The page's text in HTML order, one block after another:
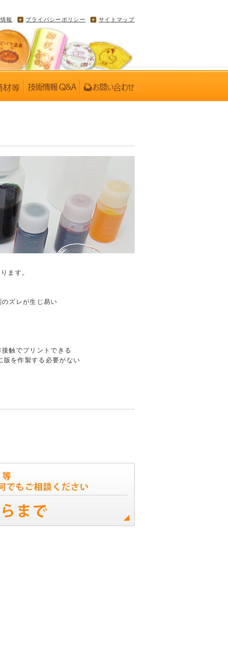
報 プライバシーポリシー サイトマップ
ます。
ズレが生じ易い
触でプリントできる
版を作製する必要がない